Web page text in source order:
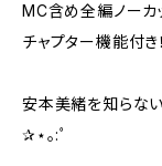
MC含め全編ノーカ
チャプター機能付き！
安本美緒を知らな
✰⋆｡:ﾟ